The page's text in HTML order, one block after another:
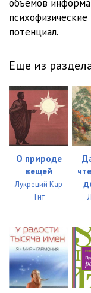
01_12
01_14
01_15
01_16
02_01
02_02
02_03
02_05
02_06
02_07
объемов
потенциал.
Еще из
О природе
вещей
Лукреций Кар
Тит